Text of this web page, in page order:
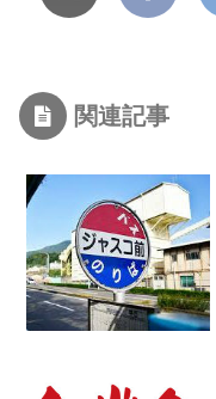
関連記事